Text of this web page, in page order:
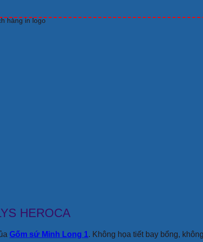
hàng in logo
HEROCA
Gốm sứ Minh Long 1. Không họa tiết bay bổng,